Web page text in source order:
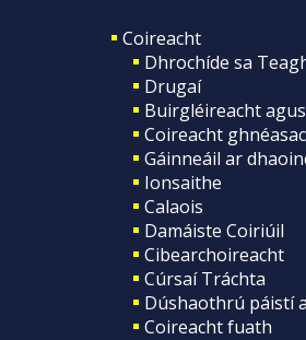
Coireacht
Dhrochíde sa
Drugaí
Buirgléireacht
Coireacht
Gáinneáil ar
Ionsaithe
Calaois
Damáiste Coiriúil
Cibearchoireacht
Cúrsaí Tráchta
Dúshaothrú páistí
Coireacht fuath